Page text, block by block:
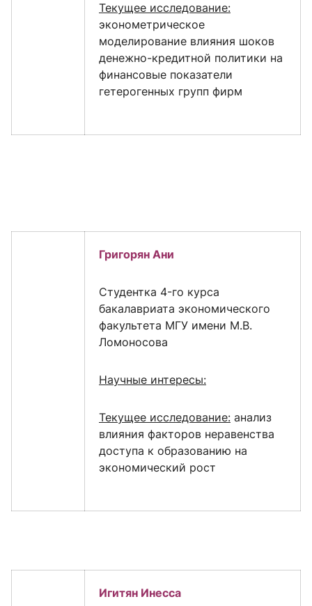
Текущее исследование:
эконометрическое
моделирование влияния шоков
денежно-кредитной политики на
финансовые показатели
гетерогенных групп фирм
Григорян Ани
Cтудентка 4-го курса
бакалавриата экономического
факультета МГУ имени М.В.
Ломоносова
Научные интересы:
Текущее исследование: анализ
влияния факторов неравенства
доступа к образованию на
экономический рост
Игитян Инесса